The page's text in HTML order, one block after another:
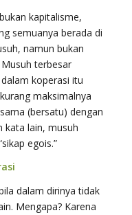
kapitalisme,
semuanya berada di
namun bukan
terbesar
koperasi itu
maksimalnya
(bersatu) dengan
kata lain, musuh
egois.”
dalam dirinya tidak
Mengapa? Karena